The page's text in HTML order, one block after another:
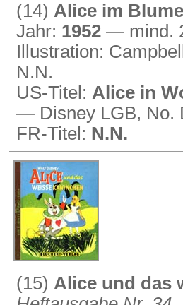
(14) Alice im
Jahr: 1952 — mind.
Illustration:
N.N.
US-Titel: Alice in
— Disney LGB, No.
FR-Titel: N.N.
(15) Alice und das